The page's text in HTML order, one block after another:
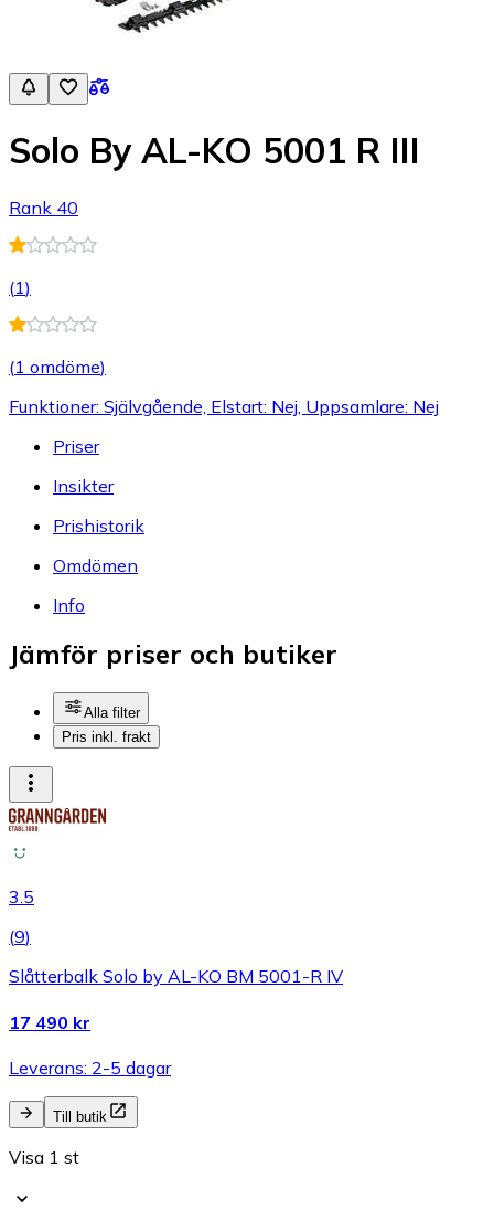
Solo By AL-KO 5001 R III
Rank 40
(1)
(1 omdöme)
Funktioner: Självgående, Elstart: Nej, Uppsamlare: Nej
Priser
Insikter
Prishistorik
Omdömen
Info
Jämför priser och butiker
Alla filter
Pris inkl. frakt
3.5
(9)
Slåtterbalk Solo by AL-KO BM 5001-R IV
17 490 kr
Leverans: 2-5 dagar
Till butik
Visa 1 st